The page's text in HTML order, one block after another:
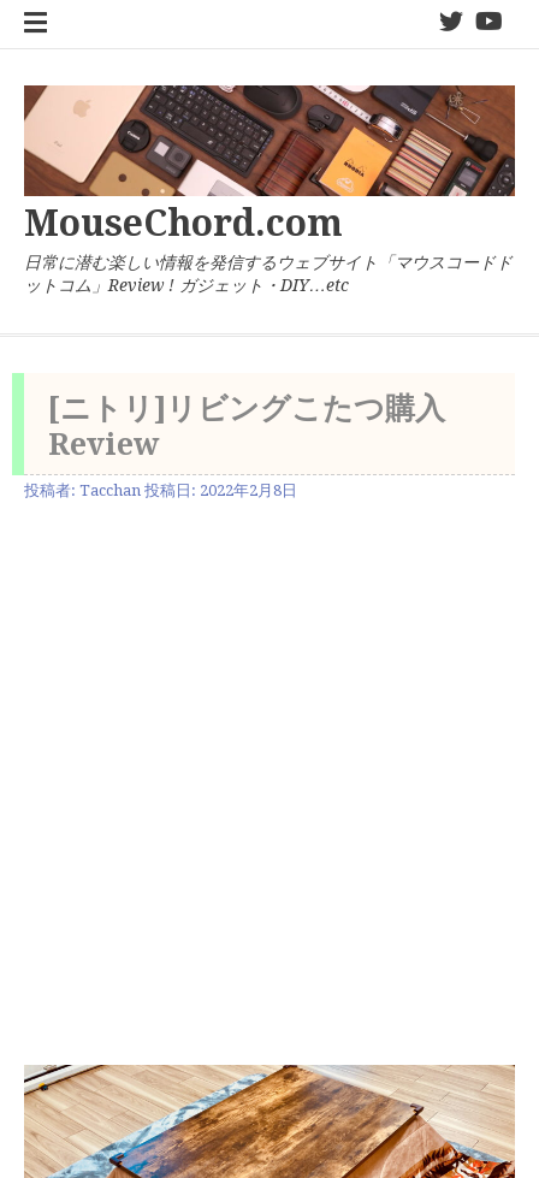
twitter
MouseChord.com
日常に潜む楽しい情報を発信するウェブサイト「マウスコードド
ットコム」Review ! ガジェット・DIY…etc
[ニトリ]リビングこたつ購入
Review
投稿者: Tacchan 投稿日: 2022年2月8日